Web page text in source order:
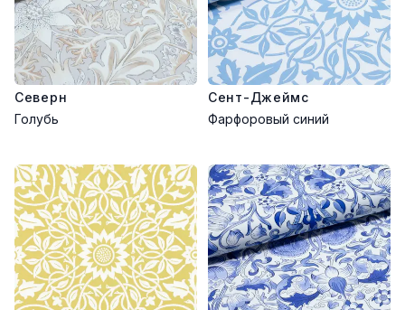
Северн
Голубь
Сент-Джеймс
Фарфоровый синий